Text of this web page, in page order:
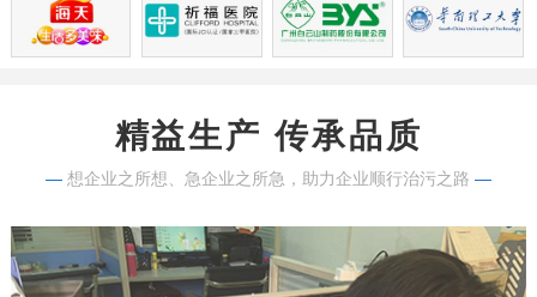
精益生产 传承品质
— 想企业之所想、急企业之所急，助力企业顺行治污之路 —